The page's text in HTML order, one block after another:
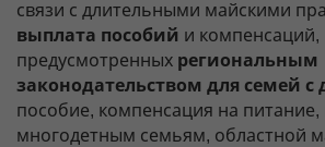
связи с длительными майскими
выплата пособий и компенсаций,
предусмотренных региональным
законодательством для семей с
пособие, компенсация на
многодетным семьям, областной